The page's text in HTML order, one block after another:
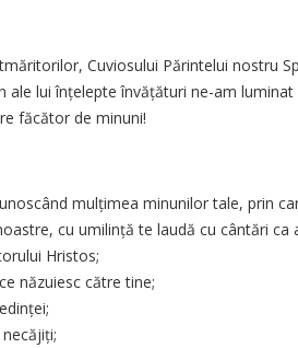
Cuviosului Părintelui nostru
lui înțelepte învățături ne-am
făcător de minuni!
mulțimea minunilor tale, prin
cu umilință te laudă cu cântări ca
Hristos;
năzuiesc către tine;